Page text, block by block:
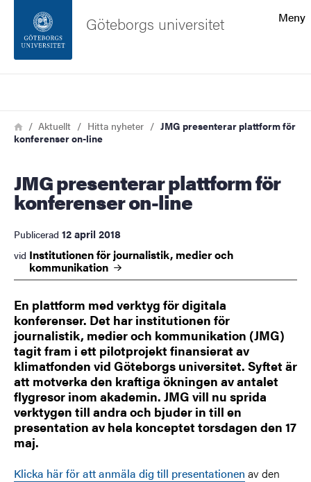
Sidfoten
Om webbplatsen
Meny
Göteborgs universitet
Länkstig
HemAktuellt Hitta nyheter
JMG presenterar plattform för
konferenser on-line
JMG presenterar plattform för
konferenser on-line
Publicerad 12 april 2018
vid Institutionen för journalistik, medier och
kommunikation
En plattform med verktyg för digitala
konferenser. Det har institutionen för
journalistik, medier och kommunikation (JMG)
tagit fram i ett pilotprojekt finansierat av
klimatfonden vid Göteborgs universitet. Syftet är
att motverka den kraftiga ökningen av antalet
flygresor inom akademin. JMG vill nu sprida
verktygen till andra och bjuder in till en
presentation av hela konceptet torsdagen den 17
maj.
Klicka här för att anmäla dig till presentationen av den